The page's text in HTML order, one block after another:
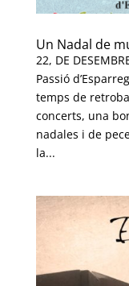
Un Nadal de
22, DE
Passió
temps de
concerts, una
nadales i de
la...